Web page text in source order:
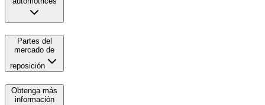
Partes del
mercado de
reposición
Obtenga más
información